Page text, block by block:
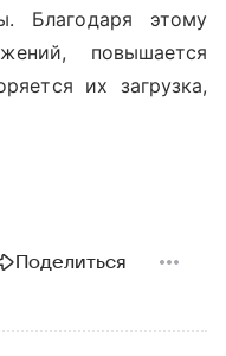
Благодаря этому
повышается
их загрузка,
Поделиться